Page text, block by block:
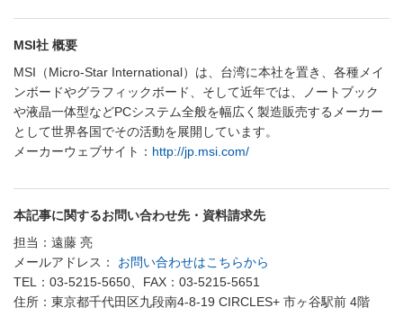
MSI社 概要
MSI（Micro-Star International）は、台湾に本社を置き、各種メイ
ンボードやグラフィックボード、そして近年では、ノートブック
や液晶一体型などPCシステム全般を幅広く製造販売するメーカー
として世界各国でその活動を展開しています。
メーカーウェブサイト： http://jp.msi.com/
本記事に関するお問い合わせ先・資料請求先
担当：遠藤 亮
メールアドレス： お問い合わせはこちらから
TEL：03-5215-5650、FAX：03-5215-5651
住所：東京都千代田区九段南4-8-19 CIRCLES+ 市ヶ谷駅前 4階